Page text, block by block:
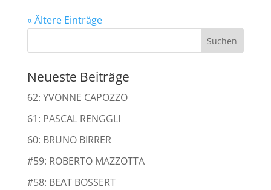
« Ältere Einträge
Neueste Beiträge
62: YVONNE CAPOZZO
61: PASCAL RENGGLI
60: BRUNO BIRRER
#59: ROBERTO MAZZOTTA
#58: BEAT BOSSERT